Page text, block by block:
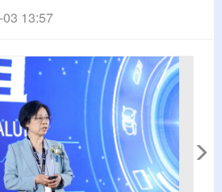
13:57